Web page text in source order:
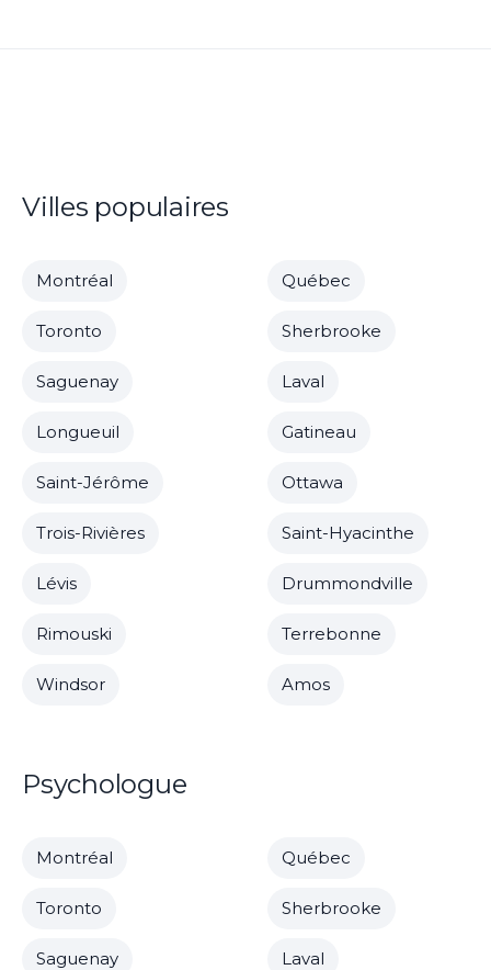
Villes populaires
Montréal Québec
Toronto Sherbrooke
Saguenay Laval
Longueuil Gatineau
Saint-Jérôme Ottawa
Trois-Rivières Saint-Hyacinthe
Lévis Drummondville
Rimouski Terrebonne
Windsor Amos
Psychologue
Montréal Québec
Toronto Sherbrooke
Saguenay Laval